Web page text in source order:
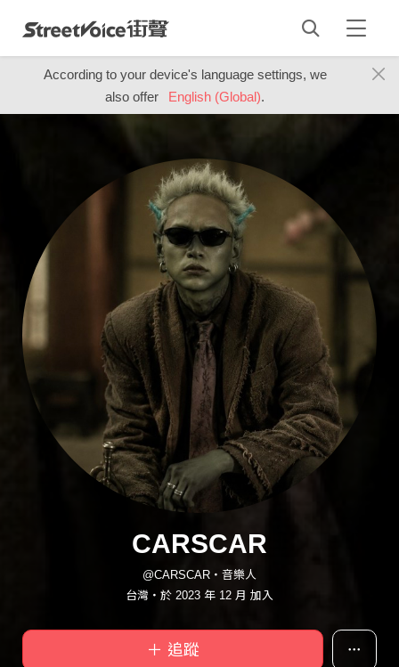
According to your device's language settings, we
also offer
English (Global).
CARSCAR
@CARSCAR・音樂人
台灣・於 2023 年 12 月 加入
＋ 追蹤